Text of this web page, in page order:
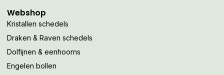
Webshop
Kristallen schedels
Draken & Raven schedels
Dolfijnen & eenhoorns
Engelen bollen